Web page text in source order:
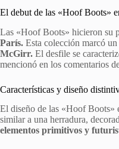
El debut de las «Hoof Boots»
Las «Hoof Boots» hicieron su
París. Esta colección marcó
McGirr. El desfile se
mencionó en los comentarios
Características y diseño
El diseño de las «Hoof Boots»
similar a una herradura,
elementos primitivos y